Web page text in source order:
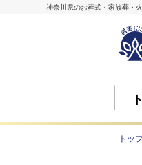
神奈川県のお葬式・家族葬・
トッ